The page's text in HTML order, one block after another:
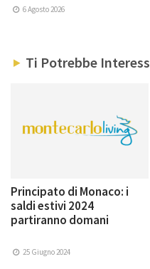
6 Agosto 2026
Ti Potrebbe
Principato di Monaco: i
saldi estivi 2024
partiranno domani
25 Giugno 2024